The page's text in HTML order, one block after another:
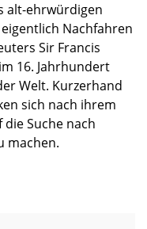
alt-ehrwürdigen
Nachfahren
Sir Francis
16. Jahrhundert
Welt. Kurzerhand
sich nach ihrem
Suche nach
machen.